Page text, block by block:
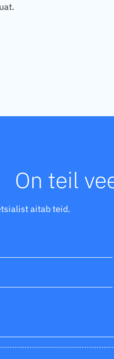
On teil
aitab teid.